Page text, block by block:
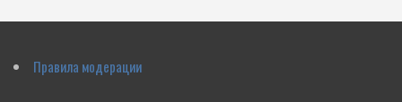
Правила модерации